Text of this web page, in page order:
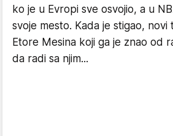
ko je u Evropi sve osvojio, a u
svoje mesto. Kada je stigao,
Etore Mesina koji ga je znao od
da radi sa njim...